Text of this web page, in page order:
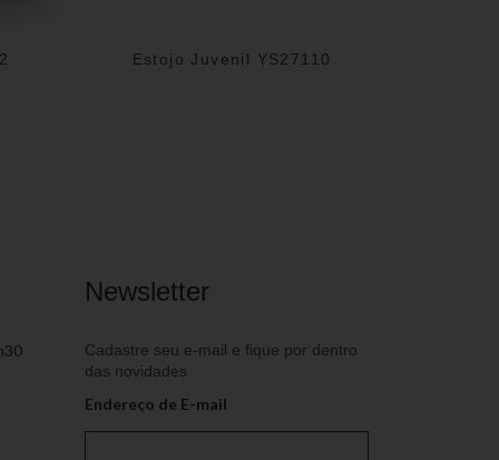
Estojo Juvenil YS27110
Newsletter
Cadastre seu e-mail e fique por dentro
das novidades
Endereço de E-mail